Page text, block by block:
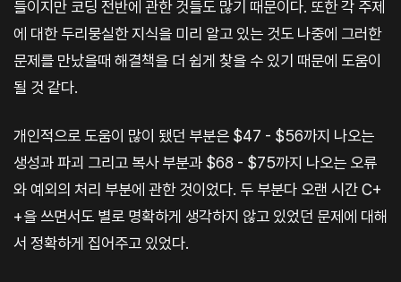
들이지만 코딩 전반에 관한 것들도 많기 때문이다. 또한 각 주제
에 대한 두리뭉실한 지식을 미리 알고 있는 것도 나중에 그러한
문제를 만났을때 해결책을 더 쉽게 찾을 수 있기 때문에 도움이
될 것 같다.
개인적으로 도움이 많이 됐던 부분은 $47 - $56까지 나오는
생성과 파괴 그리고 복사 부분과 $68 - $75까지 나오는 오류
와 예외의 처리 부분에 관한 것이었다. 두 부분다 오랜 시간 C+
+을 쓰면서도 별로 명확하게 생각하지 않고 있었던 문제에 대해
서 정확하게 집어주고 있었다.